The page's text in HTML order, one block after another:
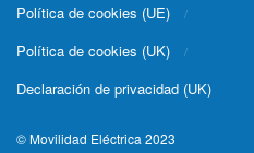
Política de cookies (UE)
Política de cookies (UK)
Declaración de privacidad (UK)
© Movilidad Eléctrica 2023